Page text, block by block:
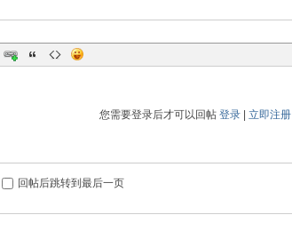
您需要登录后才可以回帖 登录| 立即注册
回帖后跳转到最后一页